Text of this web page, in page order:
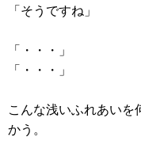
「そうですね」
「・・・」
「・・・」
こんな浅いふれあいを
かう。